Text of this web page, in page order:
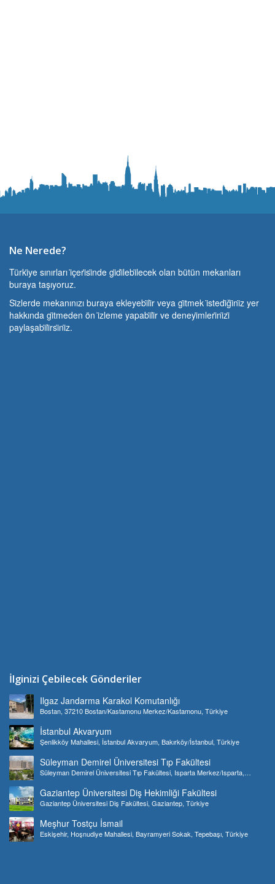
Ne Nerede?
Türki̇ye sınırları i̇çeri̇si̇nde gi̇di̇lebi̇lecek olan bütün mekanları
buraya taşıyoruz.
Si̇zlerde mekanınızı buraya ekleyebi̇li̇r veya gi̇tmek i̇stedi̇ği̇ni̇z yer
hakkında gi̇tmeden ön i̇zleme yapabi̇li̇r ve deneyi̇mleri̇ni̇zi̇
paylaşabi̇li̇rsi̇ni̇z.
İlginizi Çebilecek Gönderiler
Ilgaz Jandarma Karakol Komutanlığı
Bostan, 37210 Bostan/Kastamonu Merkez/Kastamonu, Türkiye
İstanbul Akvaryum
Şenlikköy Mahallesi, İstanbul Akvaryum, Bakırköy/İstanbul, Türkiye
Süleyman Demirel Üniversitesi Tıp Fakültesi
Süleyman Demirel Üniversitesi Tıp Fakültesi, Isparta Merkez/Isparta,
Gaziantep Üniversitesi Diş Hekimliği Fakültesi
Gaziantep Üniversitesi Diş Fakültesi, Gaziantep, Türkiye
Meşhur Tostçu İsmail
Eskişehir, Hoşnudiye Mahallesi, Bayramyeri Sokak, Tepebaşı, Türkiye